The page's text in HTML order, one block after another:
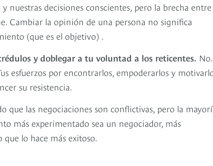
nuestras decisiones conscientes, pero la brecha entre
Cambiar la opinión de una persona no significa
(que es el objetivo) .
y doblegar a tu voluntad a los reticentes.
esfuerzos por encontrarlos, empoderarlos y
su resistencia.
que las negociaciones son conflictivas, pero la
más experimentado sea un negociador, más
lo hace más exitoso.